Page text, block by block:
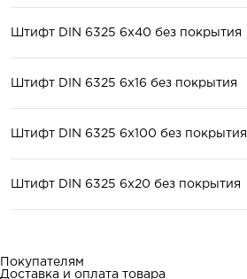
Штифт DIN 6325 6x40 без покрытия
Штифт DIN 6325 6x16 без покрытия
Штифт DIN 6325 6x100 без покрытия
Штифт DIN 6325 6x20 без покрытия
Покупателям
Доставка и оплата товара